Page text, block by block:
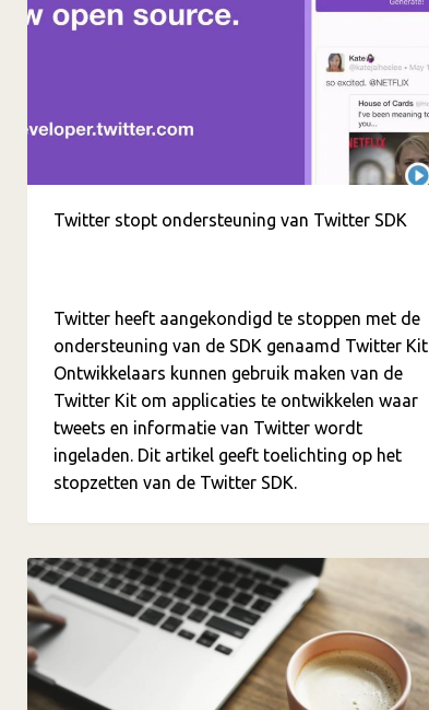
Twitter stopt ondersteuning van Twitter SDK
Twitter heeft aangekondigd te stoppen met de
ondersteuning van de SDK genaamd Twitter
Ontwikkelaars kunnen gebruik maken van de
Twitter Kit om applicaties te ontwikkelen waar
tweets en informatie van Twitter wordt
ingeladen. Dit artikel geeft toelichting op het
stopzetten van de Twitter SDK.